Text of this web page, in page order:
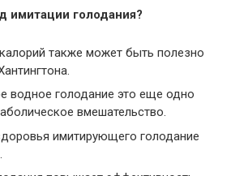
имитации голодания?
также может быть полезно
водное голодание это еще одно
вмешательство.
имитирующего голодание